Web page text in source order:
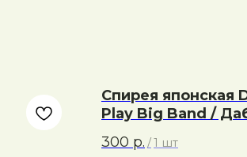
Спирея японская
Play Big Band /
300 р. /1 шт